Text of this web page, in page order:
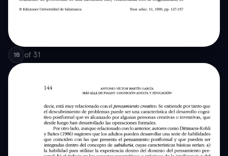
18 of 31